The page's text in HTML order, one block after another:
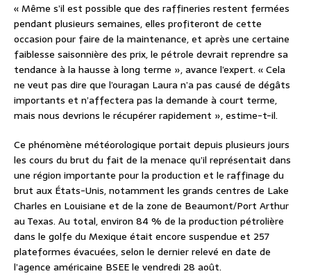
« Même s’il est possible que des raffineries restent fermées
pendant plusieurs semaines, elles profiteront de cette
occasion pour faire de la maintenance, et après une certaine
faiblesse saisonnière des prix, le pétrole devrait reprendre sa
tendance à la hausse à long terme », avance l’expert. « Cela
ne veut pas dire que l’ouragan Laura n’a pas causé de dégâts
importants et n’affectera pas la demande à court terme,
mais nous devrions le récupérer rapidement », estime-t-il.
Ce phénomène météorologique portait depuis plusieurs jours
les cours du brut du fait de la menace qu’il représentait dans
une région importante pour la production et le raffinage du
brut aux États-Unis, notamment les grands centres de Lake
Charles en Louisiane et de la zone de Beaumont/Port Arthur
au Texas. Au total, environ 84 % de la production pétrolière
dans le golfe du Mexique était encore suspendue et 257
plateformes évacuées, selon le dernier relevé en date de
l’agence américaine BSEE le vendredi 28 août.